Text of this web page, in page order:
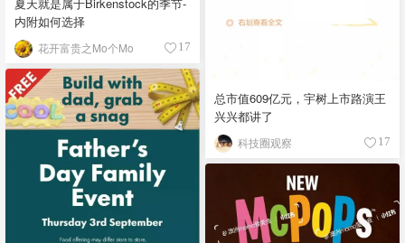
内附如何选择
花开富贵之Mo个Mo 17
总市值609亿元，宇树上市路演王
兴兴都讲了
科技圈观察 17